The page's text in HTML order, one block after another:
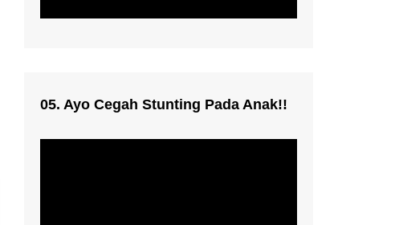
05. Ayo Cegah Stunting Pada Anak!!